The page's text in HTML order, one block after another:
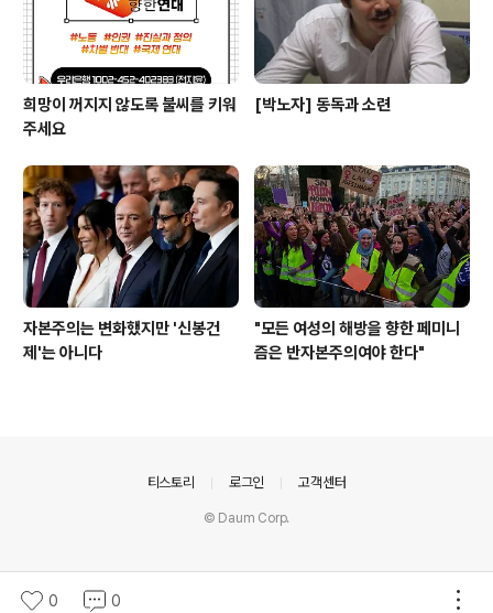
희망이 꺼지지 않도록 불씨를 키워
주세요
[박노자] 동독과 소련
자본주의는 변화했지만 '신봉건
제'는 아니다
"모든 여성의 해방을 향한 페미니
즘은 반자본주의여야 한다"
0 0
티스토리 로그인 고객센터
© Daum Corp.